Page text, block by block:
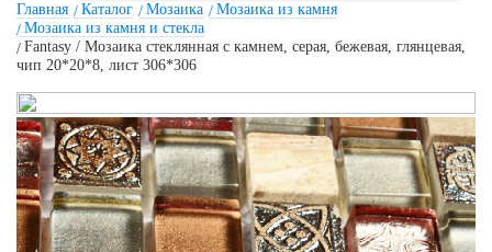
Главная Каталог Мозаика
Мозаика из камня
Мозаика из камня и стекла
Fantasy / Мозаика стеклянная с камнем, серая, бежевая, глянцевая,
чип 20*20*8, лист 306*306